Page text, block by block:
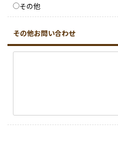
その他
その他お問い合わせ